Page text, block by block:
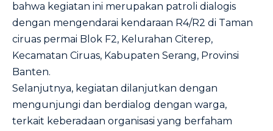
bahwa kegiatan ini merupakan patroli dialogis
dengan mengendarai kendaraan R4/R2 di Taman
ciruas permai Blok F2, Kelurahan Citerep,
Kecamatan Ciruas, Kabupaten Serang, Provinsi
Banten.
Selanjutnya, kegiatan dilanjutkan dengan
mengunjungi dan berdialog dengan warga,
terkait keberadaan organisasi yang berfaham